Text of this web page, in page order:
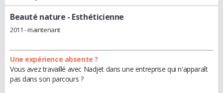
Beauté nature - Esthéticienne
2011 - maintenant
Une expérience absente ?
Vous avez travaillé avec Nadjet dans une entreprise qui n'apparaît
pas dans son parcours ?